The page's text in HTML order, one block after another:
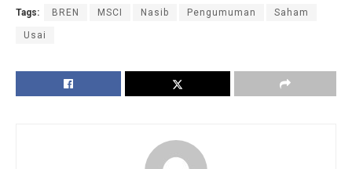
Tags: BREN MSCI Nasib Pengumuman Saham
Usai